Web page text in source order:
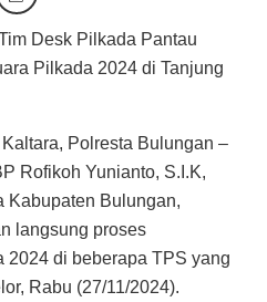
Desk Pilkada Pantau
Pilkada 2024 di Tanjung
Polresta Bulungan –
Rofikoh Yunianto, S.I.K,
Kabupaten Bulungan,
langsung proses
2024 di beberapa TPS yang
Rabu (27/11/2024).